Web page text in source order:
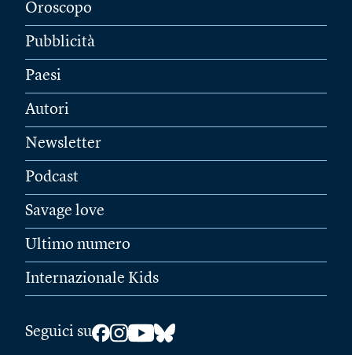
Oroscopo
Pubblicità
Paesi
Autori
Newsletter
Podcast
Savage love
Ultimo numero
Internazionale Kids
Seguici su